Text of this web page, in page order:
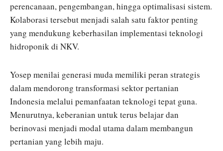
perencanaan, pengembangan, hingga optimalisasi sistem.
Kolaborasi tersebut menjadi salah satu faktor penting
yang mendukung keberhasilan implementasi teknologi
hidroponik di NKV.
Yosep menilai generasi muda memiliki peran strategis
dalam mendorong transformasi sektor pertanian
Indonesia melalui pemanfaatan teknologi tepat guna.
Menurutnya, keberanian untuk terus belajar dan
berinovasi menjadi modal utama dalam membangun
pertanian yang lebih maju.